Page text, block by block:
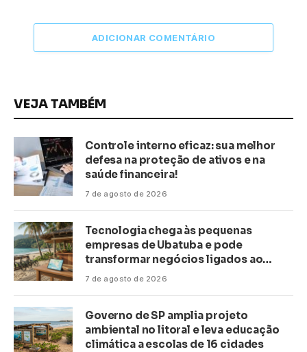
ADICIONAR COMENTÁRIO
VEJA TAMBÉM
Controle interno eficaz: sua melhor
defesa na proteção de ativos e na
saúde financeira!
7 de agosto de 2026
Tecnologia chega às pequenas
empresas de Ubatuba e pode
transformar negócios ligados ao
turismo no litoral
7 de agosto de 2026
Governo de SP amplia projeto
ambiental no litoral e leva educação
climática a escolas de 16 cidades